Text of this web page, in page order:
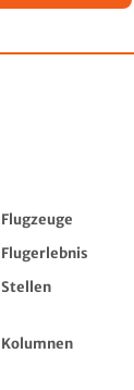
Flugzeuge
Flugerlebnis
Stellen
Kolumnen